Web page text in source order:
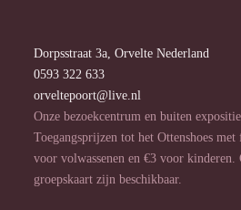
Dorpsstraat 3a, Orvelte Nederland
0593 322 633
orveltepoort@live.nl
Onze bezoekcentrum en buiten
Toegangsprijzen tot het Ottenshoes
voor volwassenen en €3 voor kinderen.
groepskaart zijn beschikbaar.